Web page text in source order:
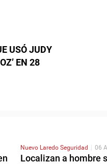
USÓ JUDY
EN 28
Nuevo Laredo Seguridad | 06
Localizan a hombre